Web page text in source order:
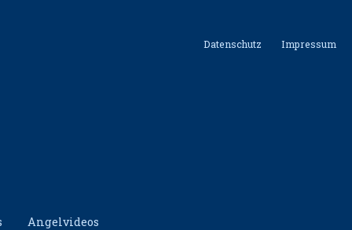
Datenschutz Impressum
Angelvideos